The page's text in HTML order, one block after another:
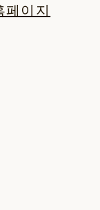
이지